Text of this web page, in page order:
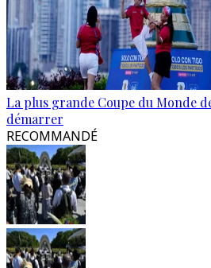
La plus grande Coupe du Monde
démarrer
RECOMMANDÉ